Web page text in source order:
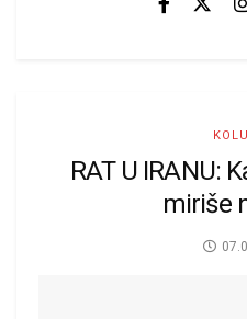
RAT U IRANU:
miriše